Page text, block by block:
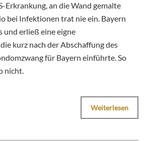
Erkrankung, an die Wand gemalte
bei Infektionen trat nie ein. Bayern
und erließ eine eigne
kurz nach der Abschaffung des
für Bayern einführte. So
nicht.
Weiterlesen